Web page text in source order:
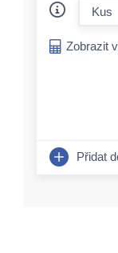
Zobrazit
Přidat